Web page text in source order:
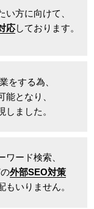
い方に向けて、
応しております。
をする為、
能となり、
しました。
ワード検索、
外部SEO対策
もいりません。